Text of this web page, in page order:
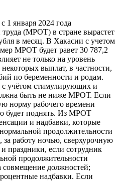
1 января 2024 года
(МРОТ) в стране вырастет
в месяц. В Хакасии с учетом
МРОТ будет равет 30 787,2
не только на уровень
выплат, в частности,
по беременности и родам.
с учётом стимулирующих и
быть не ниже МРОТ. Если
норму рабочего времени
будет поднять. Из МРОТ
и надбавки, которые
продолжительности
работу ночью, сверхурочную
праздники, если сотрудник
продолжительности
совмещение должностей;
надбавки. Если